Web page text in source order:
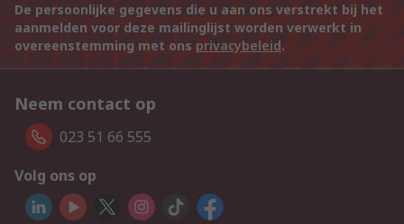
De persoonlijke gegevens die u aan ons verstrekt bij het
aanmelden voor deze mailinglijst worden verwerkt in
overeenstemming met ons privacybeleid.
Neem contact op
023 51 66 555
Volg ons op